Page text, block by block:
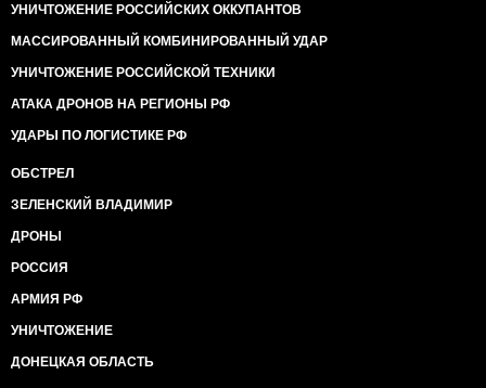
УНИЧТОЖЕНИЕ РОССИЙСКИХ ОККУПАНТОВ
МАССИРОВАННЫЙ КОМБИНИРОВАННЫЙ УДАР
УНИЧТОЖЕНИЕ РОССИЙСКОЙ ТЕХНИКИ
АТАКА ДРОНОВ НА РЕГИОНЫ РФ
УДАРЫ ПО ЛОГИСТИКЕ РФ
ОБСТРЕЛ
ЗЕЛЕНСКИЙ ВЛАДИМИР
ДРОНЫ
РОССИЯ
АРМИЯ РФ
УНИЧТОЖЕНИЕ
ДОНЕЦКАЯ ОБЛАСТЬ